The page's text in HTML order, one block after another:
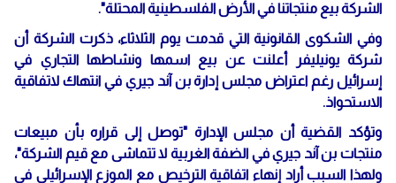
الشركة بيع منتجاتنا في الأرض الفلسطينية المحتلة".
وفي الشكوى القانونية التي قدمت يوم الثلاثاء، ذكرت الشركة أن
شركة يونيليفر أعلنت عن بيع اسمها ونشاطها التجاري في
إسرائيل رغم اعتراض مجلس إدارة بن آند جيري في انتهاك لاتفاقية
الاستحواذ.
وتؤكد القضية أن مجلس الإدارة "توصل إلى قراره بأن مبيعات
منتجات بن آند جيري في الضفة الغربية لا تتماشى مع قيم الشركة"،
ولهذا السبب أراد إنهاء اتفاقية الترخيص مع الموزع الإسرائيلي في